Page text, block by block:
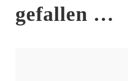
gefallen …